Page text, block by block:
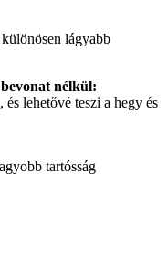
lágyabb
nélkül:
lehetővé teszi a hegy és
tartósság